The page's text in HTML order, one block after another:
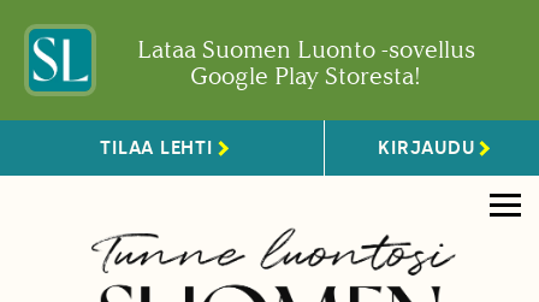
Lataa Suomen Luonto -sovellus
Google Play Storesta!
TILAA LEHTI KIRJAUDU